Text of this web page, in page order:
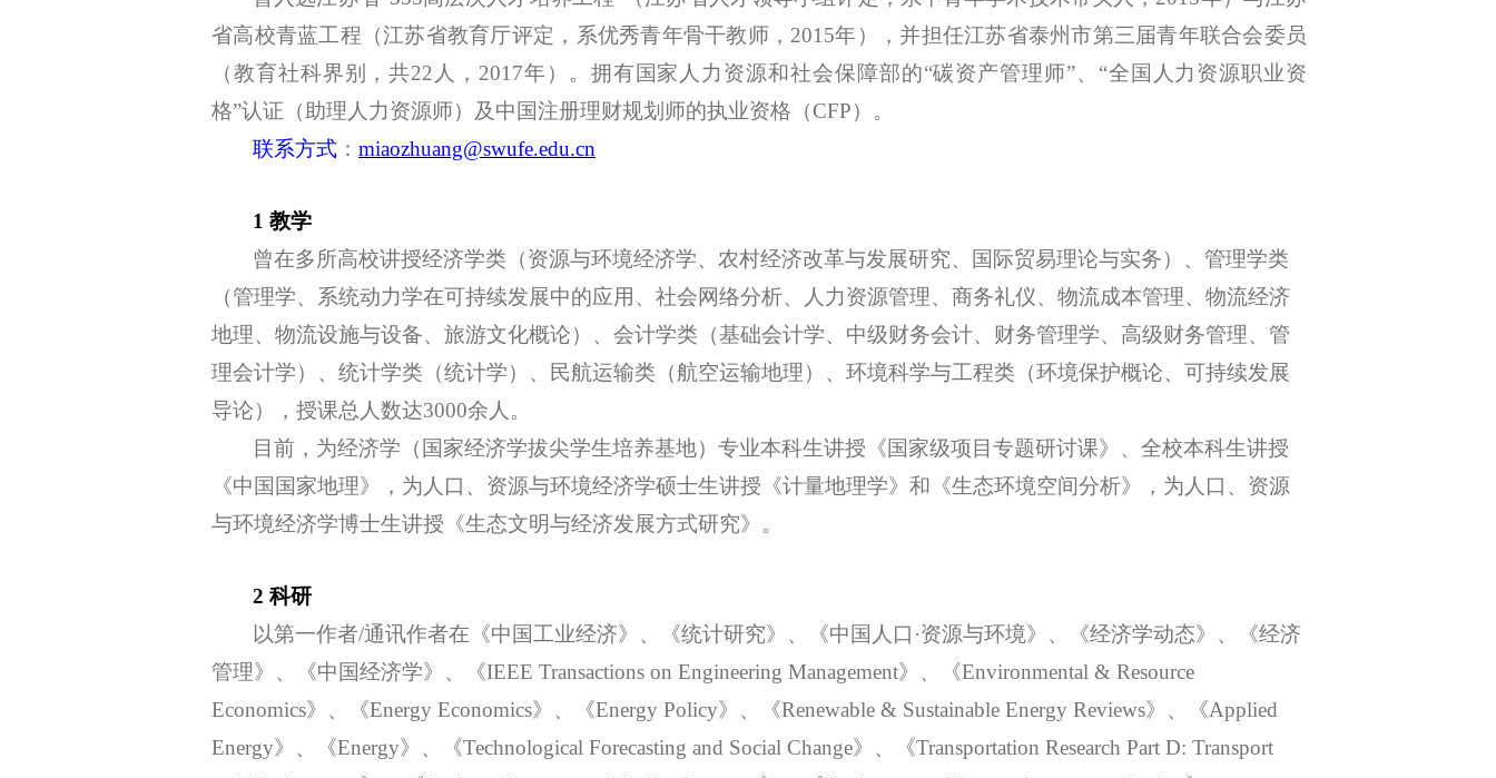
省高校青蓝工程（江苏省教育厅评定，系优秀青年骨干教师，2015年），并担任江苏省泰州市第三届青年联合会委员
（教育社科界别，共22人，2017年） 。拥有国家人力资源和社会保障部的“碳资产管理师”、“全国人力资源职业资
格”认证（助理人力资源师）及中国注册理财规划师的执业资格（CFP）。
联系方式 ： miaozhuang@swufe.edu.cn
1 教学
曾在多所高校讲授经济学类（资源与环境经济学、农村经济改革与发展研究、国际贸易理论与实务）、管理学类
（管理学、系统动力学在可持续发展中的应用、社会网络分析、人力资源管理、商务礼仪、物流成本管理、物流经济
地理、物流设施与设备、旅游文化概论）、会计学类（基础会计学、中级财务会计、财务管理学、高级财务管理、管
理会计学）、统计学类（统计学）、民航运输类（航空运输地理）、环境科学与工程类（环境保护概论、可持续发展
导论），授课总人数达3000余人。
目前，为经济学（国家经济学拔尖学生培养基地）专业本科生讲授《国家级项目专题研讨课》、全校本科生讲授
《中国国家地理》，为人口、资源与环境经济学硕士生讲授《计量地理学》和《生态环境空间分析》，为人口、资源
与环境经济学博士生讲授《生态文明与经济发展方式研究》。
2 科研
以第一作者/通讯作者在《中国工业经济》、《统计研究》、《中国人口 ·资源与环境》、《经济学动态》、《经济
管理》、《中国经济学》、《IEEE Transactions on Engineering Management》、《Environmental & Resource
Economics》、《Energy Economics》、《Energy Policy》、《Renewable & Sustainable Energy Reviews》、《Applied
Energy》、《Energy》、《Technological Forecasting and Social Change》、
《Transportation Research Part D: Transport